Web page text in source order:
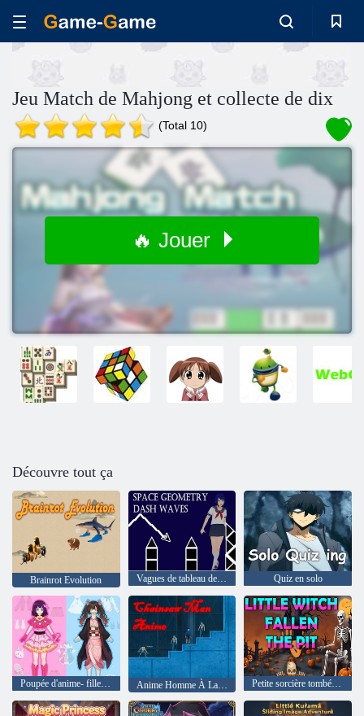
Jeu Match de Mahjong et collecte de dix
(Total 10)
🔥 Jouer
Découvre tout ça
Brainrot Evolution Vagues de tableau de bord de la géométrie spatiale Quiz en solo
Poupée d'anime- fille de cosplay bricolage Anime Homme À La Tronçonneuse Petite sorcière tombée dans la fosse